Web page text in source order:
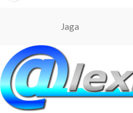
Jaga